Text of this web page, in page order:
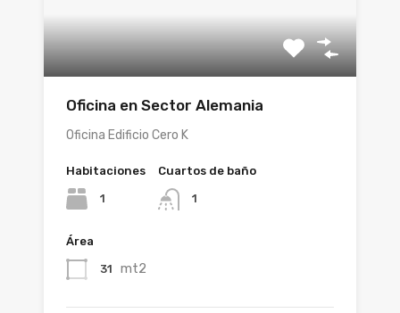
Oficina en Sector Alemania
Oficina Edificio Cero K
Habitaciones
1
Cuartos de baño
1
Área
31 mt2